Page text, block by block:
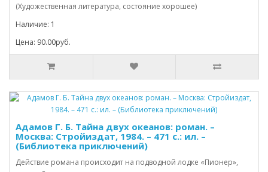
(Художественная литература, состояние хорошее)
Наличие: 1
Цена: 90.00руб.
Адамов Г. Б. Тайна двух океанов: роман. –
Москва: Стройиздат, 1984. – 471 с.: ил. –
(Библиотека приключений)
Действие романа происходит на подводной лодке «Пионер»,